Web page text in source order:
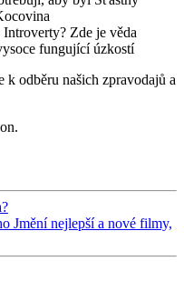
Zde je věda
fungující úzkostí
k odběru našich zpravodajů a
Jmění nejlepší a nové filmy,